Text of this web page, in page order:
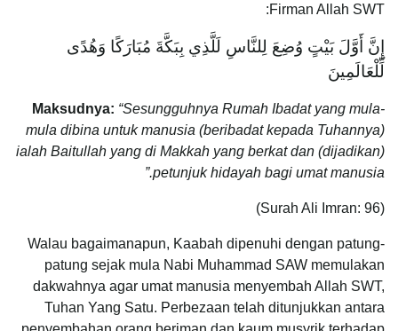
Firman Allah SWT:
إِنَّ أَوَّلَ بَيْتٍ وُضِعَ لِلنَّاسِ لَلَّذِي بِبَكَّةَ مُبَارَكًا وَهُدًى
لِّلْعَالَمِينَ
Maksudnya: “Sesungguhnya Rumah Ibadat yang mula-
mula dibina untuk manusia (beribadat kepada Tuhannya)
ialah Baitullah yang di Makkah yang berkat dan (dijadikan)
petunjuk hidayah bagi umat manusia.”
(Surah Ali Imran: 96)
Walau bagaimanapun, Kaabah dipenuhi dengan patung-
patung sejak mula Nabi Muhammad SAW memulakan
dakwahnya agar umat manusia menyembah Allah SWT,
Tuhan Yang Satu. Perbezaan telah ditunjukkan antara